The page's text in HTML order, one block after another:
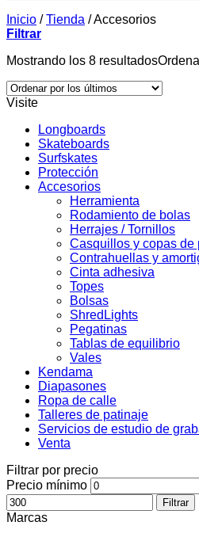
Inicio / Tienda /Accesorios
Filtrar
Mostrando los 8 resultados
Visite
Longboards
Skateboards
Surfskates
Protección
Accesorios
Herramienta
Rodamiento de bolas
Herrajes / Tornillos
Casquillos y copas de
Contrahuellas y
Cinta adhesiva
Topes
Bolsas
ShredLights
Pegatinas
Tablas de equilibrio
Vales
Kendama
Diapasones
Ropa de calle
Talleres de patinaje
Servicios de estudio de
Venta
Filtrar por precio
Precio mínimo
Filtrar
Marcas